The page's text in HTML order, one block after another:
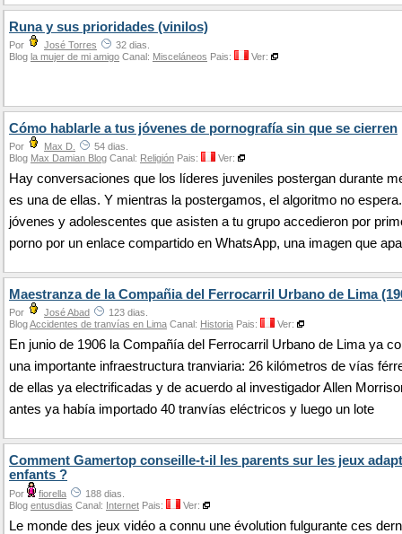
Runa y sus prioridades (vinilos)
Por José Torres
32 dias.
Blog la mujer de mi amigo Canal: Misceláneos Pais: Ver:
Cómo hablarle a tus jóvenes de pornografía sin que se cierren
Por Max D.
54 dias.
Blog Max Damian Blog Canal: Religión Pais: Ver:
Hay conversaciones que los líderes juveniles postergan durante
es una de ellas. Y mientras la postergamos, el algoritmo no
jóvenes y adolescentes que asisten a tu grupo accedieron por
porno por un enlace compartido en WhatsApp, una imagen que
Maestranza de la Compañia del Ferrocarril Urbano de Lima
Por José Abad
123 dias.
BlogAccidentes de tranvías en Lima Canal: Historia Pais: Ver:
En junio de 1906 la Compañía del Ferrocarril Urbano de Lima ya
una importante infraestructura tranviaria: 26 kilómetros de vías
de ellas ya electrificadas y de acuerdo al investigador Allen
antes ya había importado 40 tranvías eléctricos y luego un lote
Comment Gamertop conseille-t-il les parents sur les jeux
enfants ?
Por fiorella
188 dias.
Blog entusdias Canal: Internet Pais: Ver:
Le monde des jeux vidéo a connu une évolution fulgurante ces